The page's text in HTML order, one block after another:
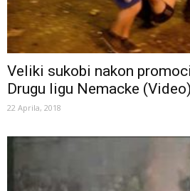
Veliki sukobi nakon
Drugu ligu Nemacke (Video)
22 Aprila, 2018